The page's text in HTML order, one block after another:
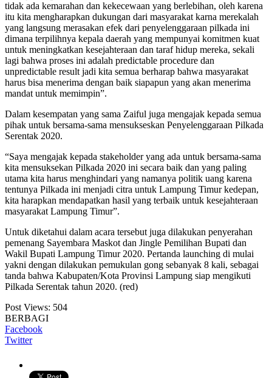
tidak ada kemarahan dan kekecewaan yang berlebihan, oleh karena
itu kita mengharapkan dukungan dari masyarakat karna merekalah
yang langsung merasakan efek dari penyelenggaraan pilkada ini
dimana terpilihnya kepala daerah yang mempunyai komitmen kuat
untuk meningkatkan kesejahteraan dan taraf hidup mereka, sekali
lagi bahwa proses ini adalah predictable procedure dan
unpredictable result jadi kita semua berharap bahwa masyarakat
harus bisa menerima dengan baik siapapun yang akan menerima
mandat untuk memimpin”.
Dalam kesempatan yang sama Zaiful juga mengajak kepada semua
pihak untuk bersama-sama mensukseskan Penyelenggaraan Pilkada
Serentak 2020.
“Saya mengajak kepada stakeholder yang ada untuk bersama-sama
kita mensuksekan Pilkada 2020 ini secara baik dan yang paling
utama kita harus menghindari yang namanya politik uang karena
tentunya Pilkada ini menjadi citra untuk Lampung Timur kedepan,
kita harapkan mendapatkan hasil yang terbaik untuk kesejahteraan
masyarakat Lampung Timur”.
Untuk diketahui dalam acara tersebut juga dilakukan penyerahan
pemenang Sayembara Maskot dan Jingle Pemilihan Bupati dan
Wakil Bupati Lampung Timur 2020. Pertanda launching di mulai
yakni dengan dilakukan pemukulan gong sebanyak 8 kali, sebagai
tanda bahwa Kabupaten/Kota Provinsi Lampung siap mengikuti
Pilkada Serentak tahun 2020. (red)
Post Views: 504
BERBAGI
Facebook
Twitter